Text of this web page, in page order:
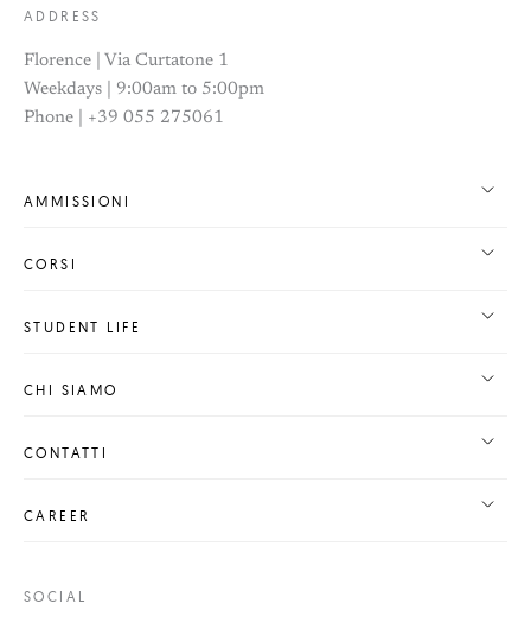
ADDRESS
Florence | Via Curtatone 1
Weekdays | 9:00am to 5:00pm
Phone | +39 055 275061
AMMISSIONI
CORSI
STUDENT LIFE
CHI SIAMO
CONTATTI
CAREER
SOCIAL